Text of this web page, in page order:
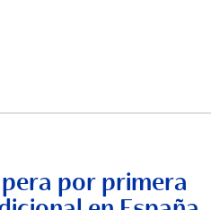
por primera